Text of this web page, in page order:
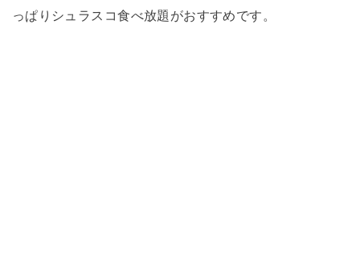
っぱりシュラスコ食べ放題がおすすめです。